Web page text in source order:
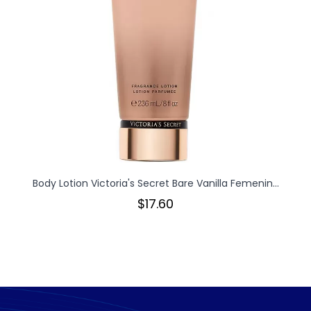
Body Lotion Victoria's Secret Bare Vanilla Femenin...
$17.60